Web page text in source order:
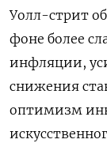
Уолл-стрит
фоне более
инфляции,
снижения
оптимизм